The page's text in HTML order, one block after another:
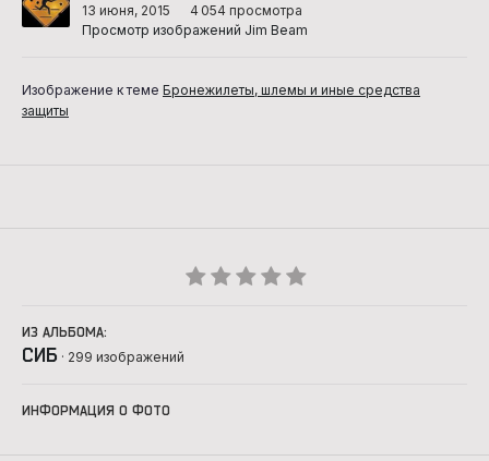
13 июня, 2015
4 054 просмотра
Просмотр изображений Jim Beam
Изображение к теме Бронежилеты, шлемы и иные средства
защиты
ИЗ АЛЬБОМА:
СИБ · 299 изображений
ИНФОРМАЦИЯ О ФОТО